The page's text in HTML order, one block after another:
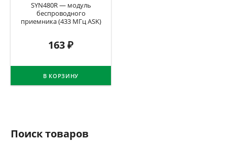
SYN480R — модуль
беспроводного
приемника (433 МГц ASK)
163₽
В КОРЗИНУ
Поиск товаров